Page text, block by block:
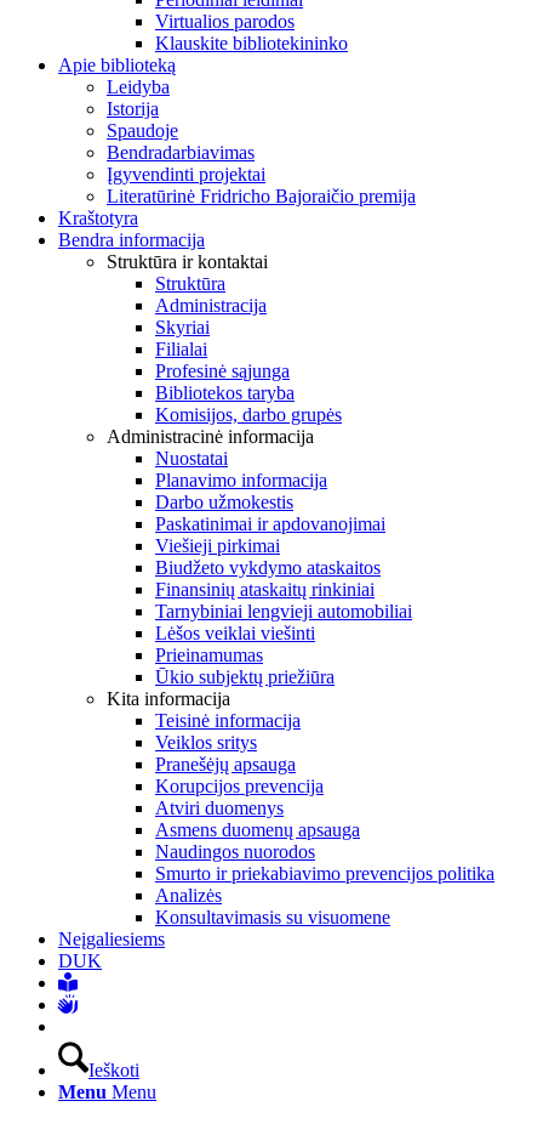
Virtualios parodos
Klauskite bibliotekininko
Apie biblioteką
Leidyba
Istorija
Spaudoje
Bendradarbiavimas
Įgyvendinti projektai
Literatūrinė Fridricho Bajoraičio premija
Kraštotyra
Bendra informacija
Struktūra ir kontaktai
Struktūra
Administracija
Skyriai
Filialai
Profesinė sąjunga
Bibliotekos taryba
Komisijos, darbo grupės
Administracinė informacija
Nuostatai
Planavimo informacija
Darbo užmokestis
Paskatinimai ir apdovanojimai
Viešieji pirkimai
Biudžeto vykdymo ataskaitos
Finansinių ataskaitų rinkiniai
Tarnybiniai lengvieji automobiliai
Lėšos veiklai viešinti
Prieinamumas
Ūkio subjektų priežiūra
Kita informacija
Teisinė informacija
Veiklos sritys
Pranešėjų apsauga
Korupcijos prevencija
Atviri duomenys
Asmens duomenų apsauga
Naudingos nuorodos
Smurto ir priekabiavimo prevencijos politika
Analizės
Konsultavimasis su visuomene
Neįgaliesiems
DUK
Ieškoti
Menu Menu